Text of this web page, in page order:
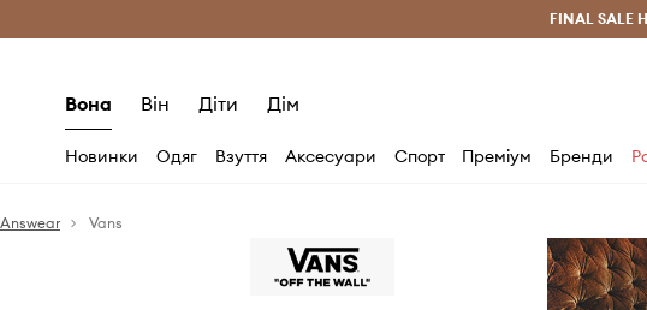
Безкоштовна доставка з ЄС (від 2800 грн)FINAL SALE
Вона Він Діти Дім
Новинки Одяг Взуття Аксесуари Спорт Преміум Бренди
Answear Vans